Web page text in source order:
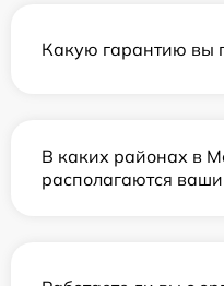
Какую гарантию вы
В каких районах в
располагаются